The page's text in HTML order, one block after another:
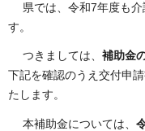
県では、令和7年度も
す。
つきましては、 補助金
下記を確認のうえ交付申
たします。
本補助金については、